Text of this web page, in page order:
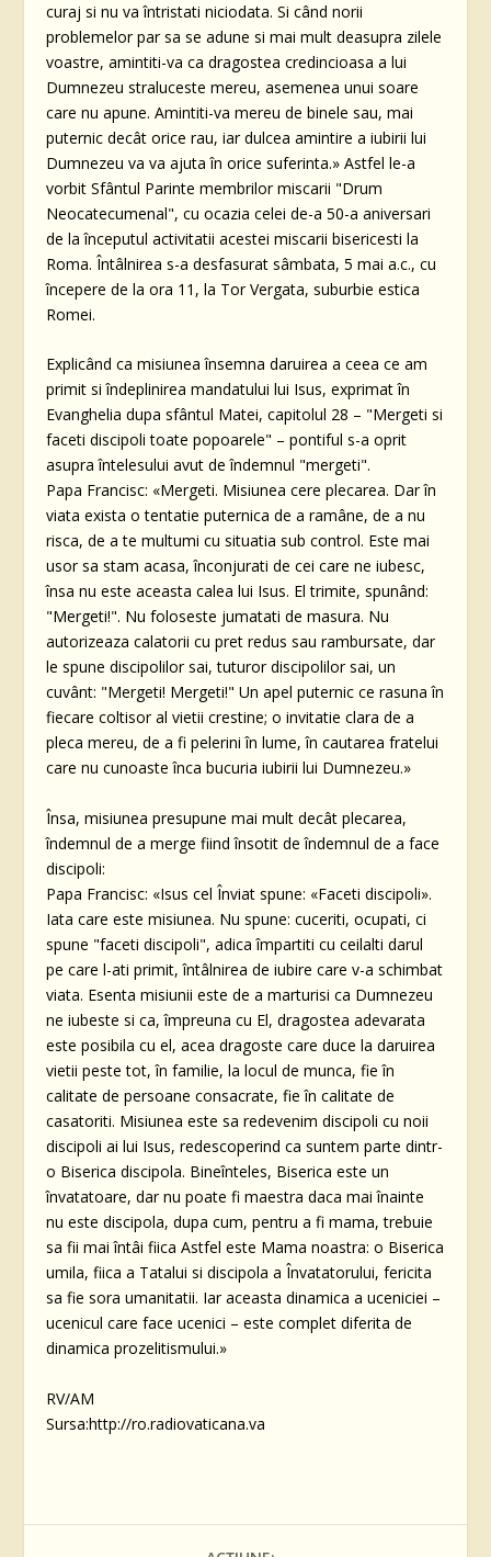
curaj si nu va întristati niciodata. Si când norii
problemelor par sa se adune si mai mult deasupra zilele
voastre, amintiti-va ca dragostea credincioasa a lui
Dumnezeu straluceste mereu, asemenea unui soare
care nu apune. Amintiti-va mereu de binele sau, mai
puternic decât orice rau, iar dulcea amintire a iubirii lui
Dumnezeu va va ajuta în orice suferinta.» Astfel le-a
vorbit Sfântul Parinte membrilor miscarii "Drum
Neocatecumenal", cu ocazia celei de-a 50-a aniversari
de la începutul activitatii acestei miscarii bisericesti la
Roma. Întâlnirea s-a desfasurat sâmbata, 5 mai a.c., cu
începere de la ora 11, la Tor Vergata, suburbie estica
Romei.
Explicând ca misiunea însemna daruirea a ceea ce am
primit si îndeplinirea mandatului lui Isus, exprimat în
Evanghelia dupa sfântul Matei, capitolul 28 – "Mergeti si
faceti discipoli toate popoarele" – pontiful s-a oprit
asupra întelesului avut de îndemnul "mergeti".
Papa Francisc: «Mergeti. Misiunea cere plecarea. Dar în
viata exista o tentatie puternica de a ramâne, de a nu
risca, de a te multumi cu situatia sub control. Este mai
usor sa stam acasa, înconjurati de cei care ne iubesc,
însa nu este aceasta calea lui Isus. El trimite, spunând:
"Mergeti!". Nu foloseste jumatati de masura. Nu
autorizeaza calatorii cu pret redus sau rambursate, dar
le spune discipolilor sai, tuturor discipolilor sai, un
cuvânt: "Mergeti! Mergeti!" Un apel puternic ce rasuna în
fiecare coltisor al vietii crestine; o invitatie clara de a
pleca mereu, de a fi pelerini în lume, în cautarea fratelui
care nu cunoaste înca bucuria iubirii lui Dumnezeu.»
Însa, misiunea presupune mai mult decât plecarea,
îndemnul de a merge fiind însotit de îndemnul de a face
discipoli:
Papa Francisc: «Isus cel Înviat spune: «Faceti discipoli».
Iata care este misiunea. Nu spune: cuceriti, ocupati, ci
spune "faceti discipoli", adica împartiti cu ceilalti darul
pe care l-ati primit, întâlnirea de iubire care v-a schimbat
viata. Esenta misiunii este de a marturisi ca Dumnezeu
ne iubeste si ca, împreuna cu El, dragostea adevarata
este posibila cu el, acea dragoste care duce la daruirea
vietii peste tot, în familie, la locul de munca, fie în
calitate de persoane consacrate, fie în calitate de
casatoriti. Misiunea este sa redevenim discipoli cu noii
discipoli ai lui Isus, redescoperind ca suntem parte dintr-
o Biserica discipola. Bineînteles, Biserica este un
învatatoare, dar nu poate fi maestra daca mai înainte
nu este discipola, dupa cum, pentru a fi mama, trebuie
sa fii mai întâi fiica Astfel este Mama noastra: o Biserica
umila, fiica a Tatalui si discipola a Învatatorului, fericita
sa fie sora umanitatii. Iar aceasta dinamica a uceniciei –
ucenicul care face ucenici – este complet diferita de
dinamica prozelitismului.»
RV/AM
Sursa:http://ro.radiovaticana.va